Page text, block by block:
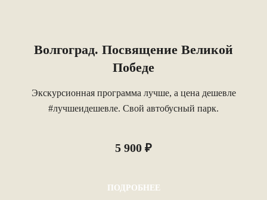
Волгоград. Посвящение Великой
Победе
Экскурсионная программа лучше, а цена дешевле
#лучшеидешевле. Свой автобусный парк.
5 900 ₽
ПОДРОБНЕЕ